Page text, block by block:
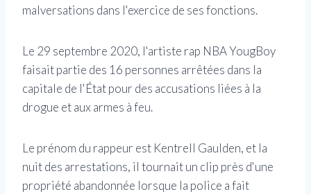
malversations dans l'exercice de ses fonctions.
Le 29 septembre 2020, l'artiste rap NBA YougBoy
faisait partie des 16 personnes arrêtées dans la
capitale de l'État pour des accusations liées à la
drogue et aux armes à feu.
Le prénom du rappeur est Kentrell Gaulden, et la
nuit des arrestations, il tournait un clip près d'une
propriété abandonnée lorsque la police a fait